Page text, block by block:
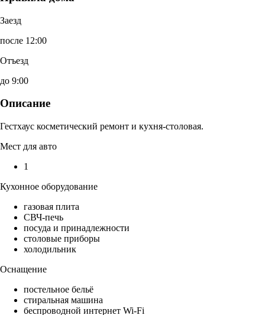
Заезд
после 12:00
Отъезд
до 9:00
Описание
Гестхаус косметический ремонт и кухня-столовая.
Мест для авто
1
Кухонное оборудование
газовая плита
СВЧ-печь
посуда и принадлежности
столовые приборы
холодильник
Оснащение
постельное бельё
стиральная машина
беспроводной интернет Wi-Fi